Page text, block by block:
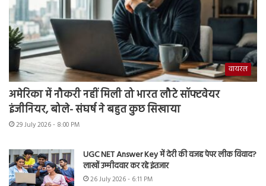
वायरल
अमेरिका में नौकरी नहीं मिली तो भारत लौटे सॉफ्टवेयर
इंजीनियर, बोले- संघर्ष ने बहुत कुछ सिखाया
29 July 2026 - 8:00 PM
UGC NET Answer Key में देरी की वजह पेपर लीक विवाद?
लाखों उम्मीदवार कर रहे इंतजार
26 July 2026 - 6:11 PM